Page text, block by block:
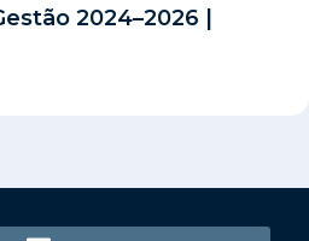
2024–2026 |